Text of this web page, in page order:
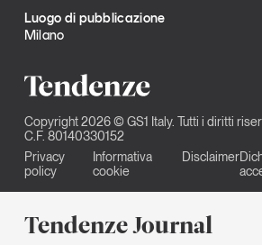
Tendenze Journal
Luogo di pubblicazione
Milano
Copyright 2026 © GS1 Italy. Tutti i diritti
C.F. 80140330152
Privacy
policy
Informativa
cookie
Disclaimer